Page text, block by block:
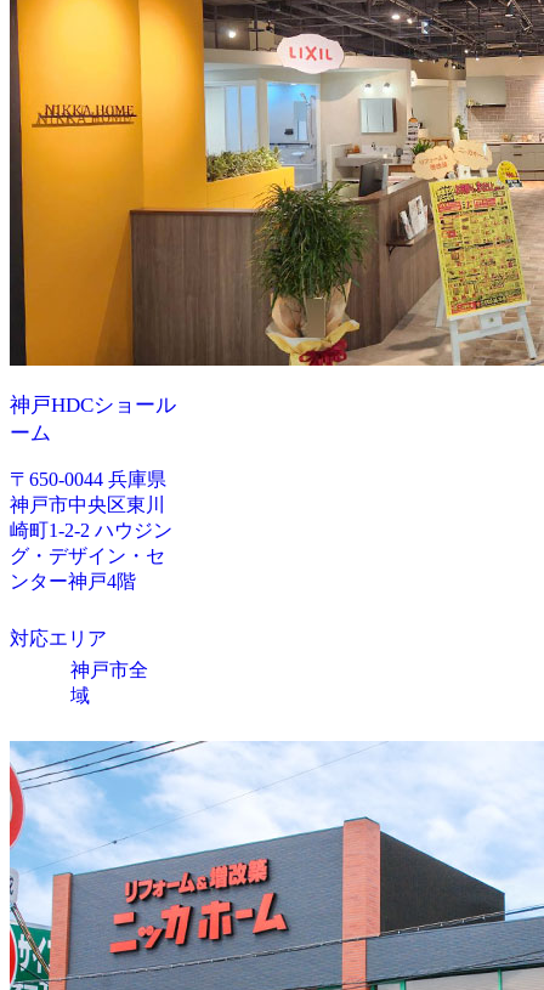
神戸HDCショール
ーム
〒650-0044 兵庫県
神戸市中央区東川
崎町1-2-2 ハウジン
グ・デザイン・セ
ンター神戸4階
対応エリア
神戸市全
域